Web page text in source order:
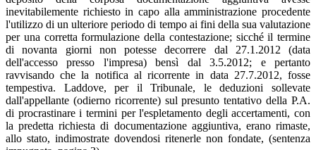
inevitabilemente richiesto in capo alla amministrazione procedente
l'utilizzo di un ulteriore periodo di tempo ai fini della sua valutazione
per una corretta formulazione della contestazione; sicché il termine
di novanta giorni non potesse decorrere dal 27.1.2012 (data
dell'accesso presso l'impresa) bensì dal 3.5.2012; e pertanto
ravvisando che la notifica al ricorrente in data 27.7.2012, fosse
tempestiva. Laddove, per il Tribunale, le deduzioni sollevate
dall'appellante (odierno ricorrente) sul presunto tentativo della P.A.
di procrastinare i termini per l'espletamento degli accertamenti, con
la predetta richiesta di documentazione aggiuntiva, erano rimaste,
allo stato, indimostrate dovendosi ritenerle non fondate, (sentenza